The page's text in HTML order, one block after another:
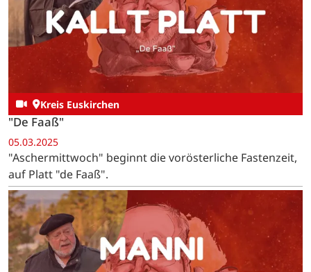
Kreis Euskirchen
"De Faaß"
05.03.2025
"Aschermittwoch" beginnt die vorösterliche Fastenzeit,
auf Platt "de Faaß".